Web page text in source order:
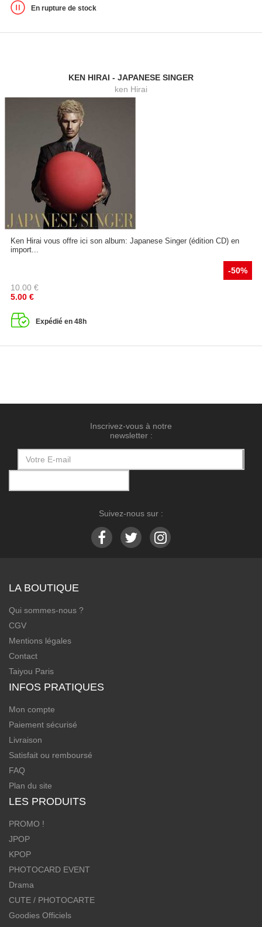
En rupture de stock
KEN HIRAI - JAPANESE SINGER
ken Hirai
Ken Hirai vous offre ici son album: Japanese Singer (édition CD) en
import...
-50%
10.00 €
5.00 €
Expédié en 48h
Inscrivez-vous à notre
newsletter :
Suivez-nous sur :
LA BOUTIQUE
Qui sommes-nous ?
CGV
Mentions légales
Contact
Taiyou Paris
INFOS PRATIQUES
Mon compte
Paiement sécurisé
Livraison
Satisfait ou remboursé
FAQ
Plan du site
LES PRODUITS
PROMO !
JPOP
KPOP
PHOTOCARD EVENT
Drama
CUTE / PHOTOCARTE
Goodies Officiels